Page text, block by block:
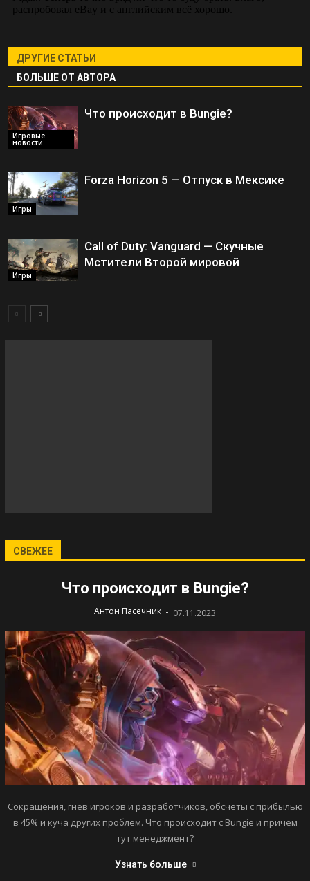
ДРУГИЕ СТАТЬИ
БОЛЬШЕ ОТ АВТОРА
Игровые
новости
Что происходит в Bungie?
Игры
Forza Horizon 5 — Отпуск в Мексике
Игры
Call of Duty: Vanguard — Скучные
Мстители Второй мировой
СВЕЖЕЕ
Что происходит в Bungie?
Антон Пасечник - 07.11.2023
Сокращения, гнев игроков и разработчиков, обсчеты с прибылью
в 45% и куча других проблем. Что происходит с Bungie и причем
тут менеджмент?
Узнать больше